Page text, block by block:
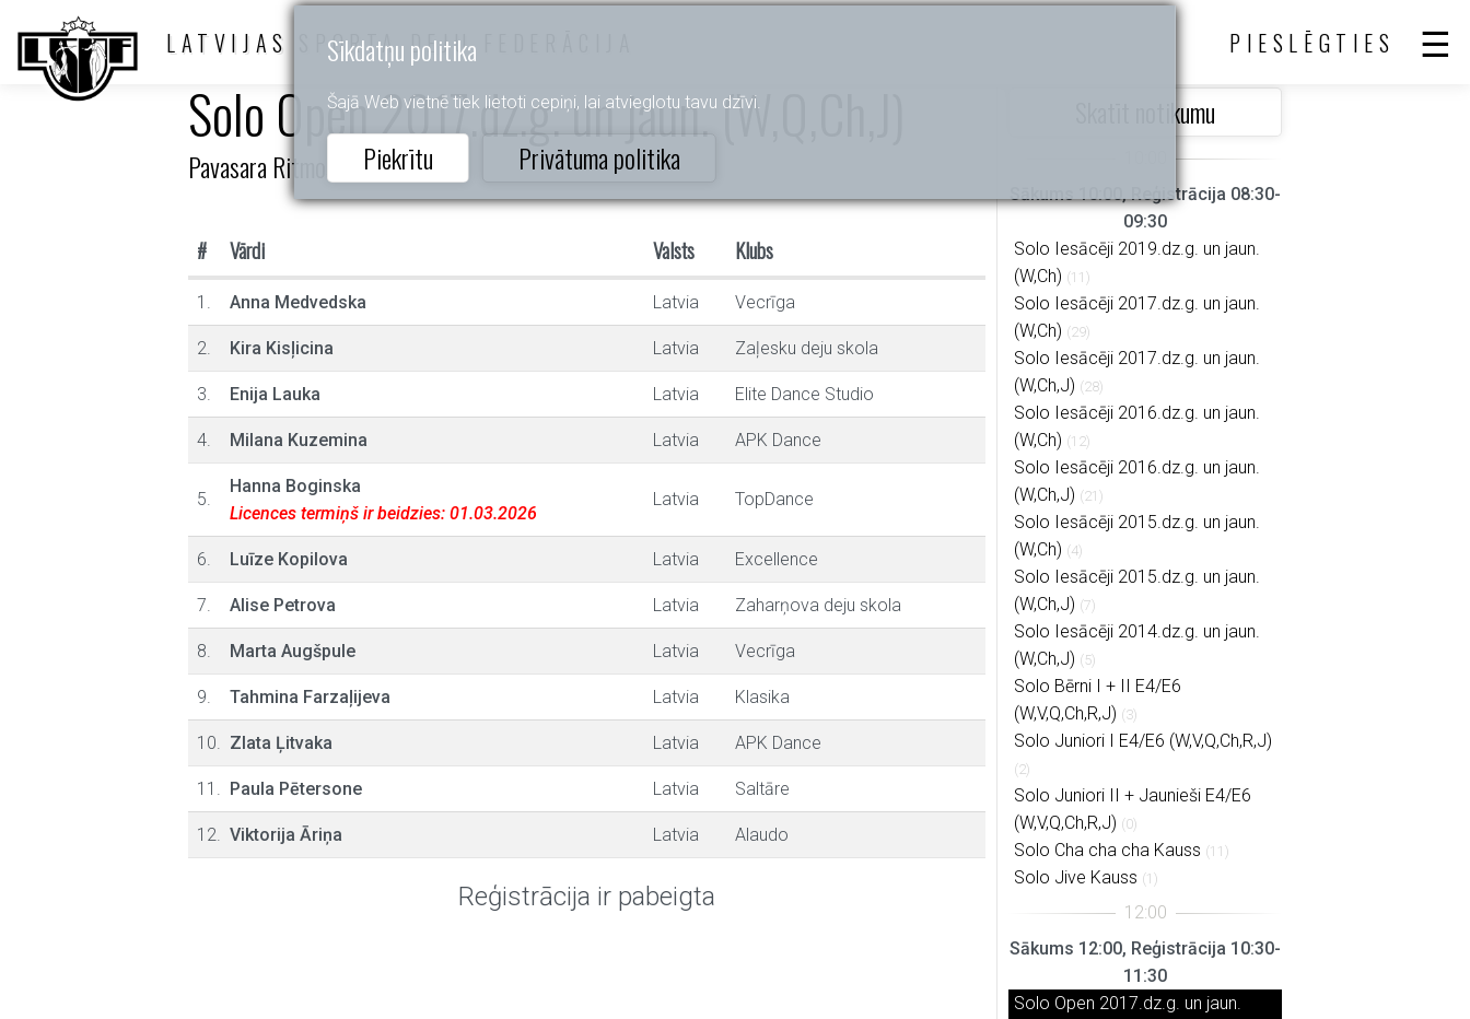
Sīkdatņu politika
Šajā Web vietnē tiek lietoti cepiņi, lai atvieglotu tavu dzīvi.
Piekrītu Privātuma politika
LATVIJAS SPORTA DEJU FEDERĀCIJA PIESLĒGTIES
Solo Open 2017.dz.g. un jaun. (W,Q,Ch,J)
Pavasara Ritmos 2025
# Vārdi Valsts Klubs
1. Anna Medvedska Latvia Vecrīga
2. Kira Kisļicina Latvia Zaļesku deju skola
3. Enija Lauka Latvia Elite Dance Studio
4. Milana Kuzemina Latvia APK Dance
5.
Hanna Boginska
Licences termiņš ir beidzies: 01.03.2026
Latvia TopDance
6. Luīze Kopilova Latvia Excellence
7. Alise Petrova Latvia Zaharņova deju skola
8. Marta Augšpule Latvia Vecrīga
9. Tahmina Farzaļijeva Latvia Klasika
10. Zlata Ļitvaka Latvia APK Dance
11. Paula Pētersone Latvia Saltāre
12. Viktorija Āriņa Latvia Alaudo
Reģistrācija ir pabeigta
Skatīt notikumu
Sākums 10:00, Reģistrācija 08:30-
09:30
Solo Iesācēji 2019.dz.g. un jaun.
(W,Ch) (11)
Solo Iesācēji 2017.dz.g. un jaun.
(W,Ch) (29)
Solo Iesācēji 2017.dz.g. un jaun.
(W,Ch,J) (28)
Solo Iesācēji 2016.dz.g. un jaun.
(W,Ch) (12)
Solo Iesācēji 2016.dz.g. un jaun.
(W,Ch,J) (21)
Solo Iesācēji 2015.dz.g. un jaun.
(W,Ch) (4)
Solo Iesācēji 2015.dz.g. un jaun.
(W,Ch,J) (7)
Solo Iesācēji 2014.dz.g. un jaun.
(W,Ch,J) (5)
Solo Bērni I + II E4/E6
(W,V,Q,Ch,R,J) (3)
Solo Juniori I E4/E6 (W,V,Q,Ch,R,J)
(2)
Solo Juniori II + Jaunieši E4/E6
(W,V,Q,Ch,R,J) (0)
Solo Cha cha cha Kauss (11)
Solo Jive Kauss (1)
Sākums 12:00, Reģistrācija 10:30-
11:30
Solo Open 2017.dz.g. un jaun.